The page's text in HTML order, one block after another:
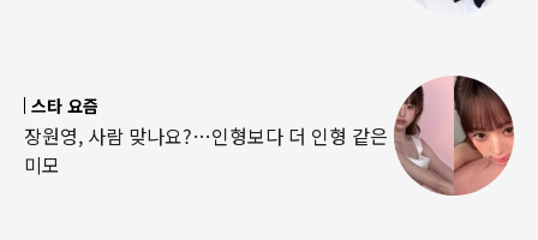
스타 요즘
장원영, 사람 맞나요?…인형보다 더 인형 같은
미모